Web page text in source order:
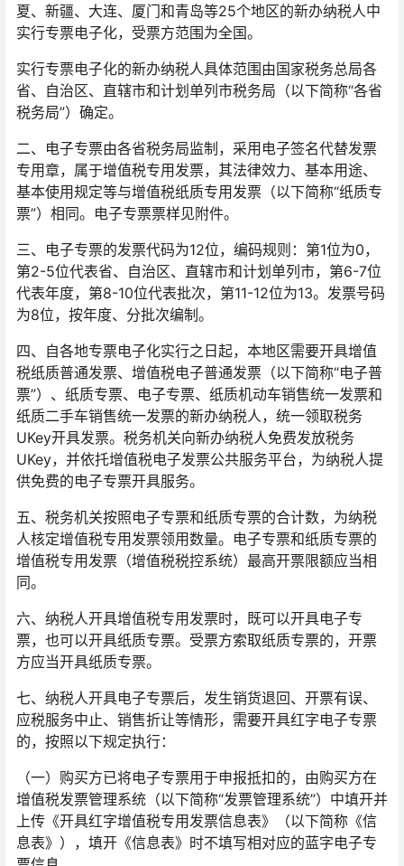
夏、新疆、大连、厦门和青岛等25个地区的新办纳税人中
实行专票电子化，受票方范围为全国。
实行专票电子化的新办纳税人具体范围由国家税务总局各
省、自治区、直辖市和计划单列市税务局（以下简称“各省
税务局”）确定。
二、电子专票由各省税务局监制，采用电子签名代替发票
专用章，属于增值税专用发票，其法律效力、基本用途、
基本使用规定等与增值税纸质专用发票（以下简称“纸质专
票”）相同。电子专票票样见附件。
三、电子专票的发票代码为12位，编码规则：第1位为0，
第2-5位代表省、自治区、直辖市和计划单列市，第6-7位
代表年度，第8-10位代表批次，第11-12位为13。发票号码
为8位，按年度、分批次编制。
四、自各地专票电子化实行之日起，本地区需要开具增值
税纸质普通发票、增值税电子普通发票（以下简称“电子普
票”）、纸质专票、电子专票、纸质机动车销售统一发票和
纸质二手车销售统一发票的新办纳税人，统一领取税务
UKey开具发票。税务机关向新办纳税人免费发放税务
UKey，并依托增值税电子发票公共服务平台，为纳税人提
供免费的电子专票开具服务。
五、税务机关按照电子专票和纸质专票的合计数，为纳税
人核定增值税专用发票领用数量。电子专票和纸质专票的
增值税专用发票（增值税税控系统）最高开票限额应当相
同。
六、纳税人开具增值税专用发票时，既可以开具电子专
票，也可以开具纸质专票。受票方索取纸质专票的，开票
方应当开具纸质专票。
七、纳税人开具电子专票后，发生销货退回、开票有误、
应税服务中止、销售折让等情形，需要开具红字电子专票
的，按照以下规定执行：
（一）购买方已将电子专票用于申报抵扣的，由购买方在
增值税发票管理系统（以下简称“发票管理系统”）中填开并
上传《开具红字增值税专用发票信息表》（以下简称《信
息表》），填开《信息表》时不填写相对应的蓝字电子专